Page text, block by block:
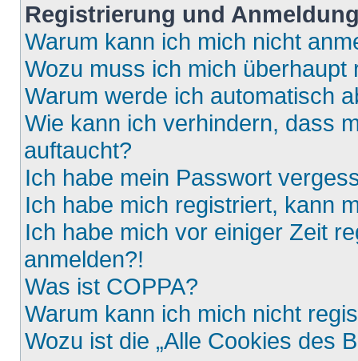
Registrierung und
Warum kann ich mich nicht
Wozu muss ich mich überhaupt
Warum werde ich automatisch
Wie kann ich verhindern, dass
auftaucht?
Ich habe mein Passwort
Ich habe mich registriert, kann
Ich habe mich vor einiger Zeit
anmelden?!
Was ist COPPA?
Warum kann ich mich nicht
Wozu ist die „Alle Cookies des